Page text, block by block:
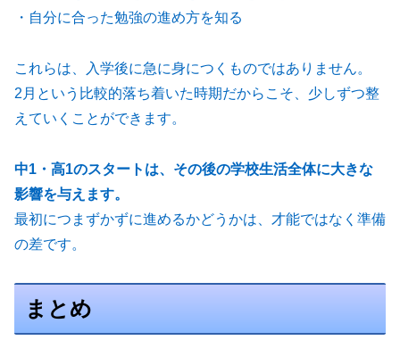
・自分に合った勉強の進め方を知る
これらは、入学後に急に身につくものではありません。
2月という比較的落ち着いた時期だからこそ、少しずつ整
えていくことができます。
中1・高1のスタートは、その後の学校生活全体に大きな
影響を与えます。
最初につまずかずに進めるかどうかは、才能ではなく準備
の差です。
まとめ